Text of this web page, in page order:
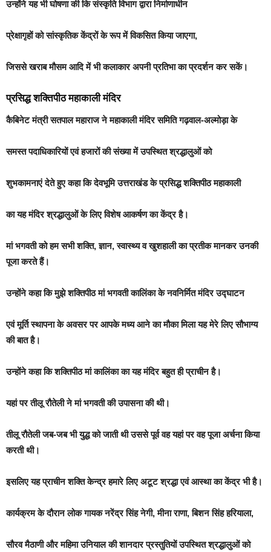
उन्होंने यह भी घोषणा की कि संस्कृति विभाग द्वारा निर्माणाधीन
प्रेक्षागृहों को सांस्कृतिक केंद्रों के रूप में विकसित किया जाएगा,
जिससे खराब मौसम आदि में भी कलाकार अपनी प्रतिभा का प्रदर्शन कर सकें।
प्रसिद्ध शक्तिपीठ महाकाली मंदिर
कैबिनेट मंत्री सतपाल महाराज ने महाकाली मंदिर समिति गढ़वाल-अल्मोड़ा के
समस्त पदाधिकारियों एवं हजारों की संख्या में उपस्थित श्रद्धालुओं को
शुभकामनाएं देते हुए कहा कि देवभूमि उत्तराखंड के प्रसिद्ध शक्तिपीठ महाकाली
का यह मंदिर श्रद्धालुओं के लिए विशेष आकर्षण का केंद्र है।
मां भगवती को हम सभी शक्ति, ज्ञान, स्वास्थ्य व खुशहाली का प्रतीक मानकर उनकी
पूजा करते हैं।
उन्होंने कहा कि मुझे शक्तिपीठ मां भगवती कालिंका के नवनिर्मित मंदिर उद्घाटन
एवं मूर्ति स्थापना के अवसर पर आपके मध्य आने का मौका मिला यह मेरे लिए सौभाग्य
की बात है।
उन्होंने कहा कि शक्तिपीठ मां कालिंका का यह मंदिर बहुत ही प्राचीन है।
यहां पर तीलू रौतेली ने मां भगवती की उपासना की थी।
तीलू रौतेली जब-जब भी युद्ध को जाती थी उससे पूर्व वह यहां पर वह पूजा अर्चना किया
करती थी।
इसलिए यह प्राचीन शक्ति केन्द्र हमारे लिए अटूट श्रद्धा एवं आस्था का केंद्र भी है।
कार्यक्रम के दौरान लोक गायक नरेंद्र सिंह नेगी, मीना राणा, बिशन सिंह हरियाला,
सौरव मैठाणी और महिमा उनियाल की शानदार प्रस्तुतियों उपस्थित श्रद्धालुओं को